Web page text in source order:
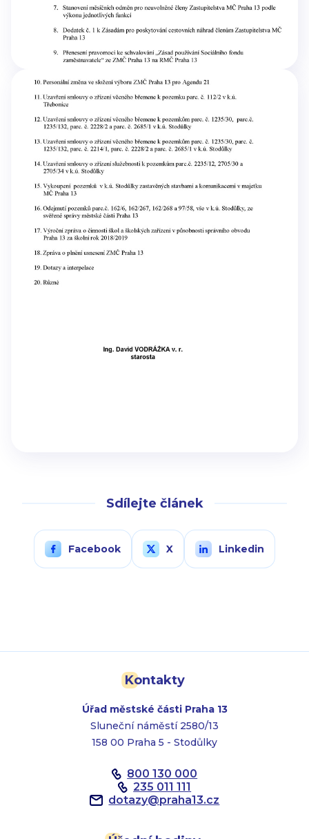
Sdílejte článek
Facebook X Linkedin
Kontakty
Úřad městské části Praha 13
Sluneční náměstí 2580/13
158 00 Praha 5 - Stodůlky
800 130 000
235 011 111
dotazy@praha13.cz